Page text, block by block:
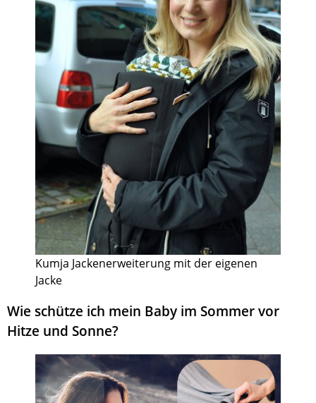
Kumja Jackenerweiterung mit der eigenen
Jacke
Wie schütze ich mein Baby im Sommer vor
Hitze und Sonne?